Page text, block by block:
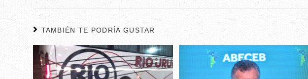
TAMBIÉN TE PODRÍA GUSTAR